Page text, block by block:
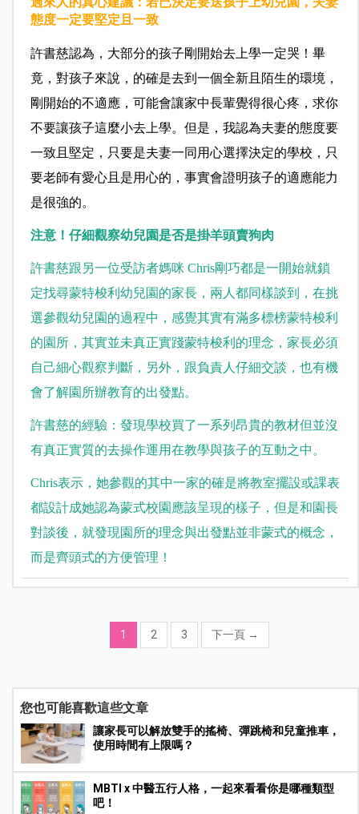
態度一定要堅定且一致
許書慈認為，大部分的孩子剛開始去上學一定哭！畢
竟，對孩子來說，的確是去到一個全新且陌生的環境，
剛開始的不適應，可能會讓家中長輩覺得很心疼，求你
不要讓孩子這麼小去上學。但是，我認為夫妻的態度要
一致且堅定，只要是夫妻一同用心選擇決定的學校，只
要老師有愛心且是用心的，事實會證明孩子的適應能力
是很強的。
注意！仔細觀察幼兒園是否是掛羊頭賣狗肉
許書慈跟另一位受訪者媽咪 Chris剛巧都是一開始就鎖
定找尋蒙特梭利幼兒園的家長，兩人都同樣談到，在挑
選參觀幼兒園的過程中，感覺其實有滿多標榜蒙特梭利
的園所，其實並未真正實踐蒙特梭利的理念，家長必須
自己細心觀察判斷，另外，跟負責人仔細交談，也有機
會了解園所辦教育的出發點。
許書慈的經驗：發現學校買了一系列昂貴的教材但並沒
有真正實質的去操作運用在教學與孩子的互動之中。
Chris表示，她參觀的其中一家的確是將教室擺設或課表
都設計成她認為蒙式校園應該呈現的樣子，但是和園長
對談後，就發現園所的理念與出發點並非蒙式的概念，
而是齊頭式的方便管理！
1 2 3 下一頁 →
您也可能喜歡這些文章
讓家長可以解放雙手的搖椅、彈跳椅和兒童推車，
使用時間有上限嗎？
MBTI x 中醫五行人格，一起來看看你是哪種類型
吧！